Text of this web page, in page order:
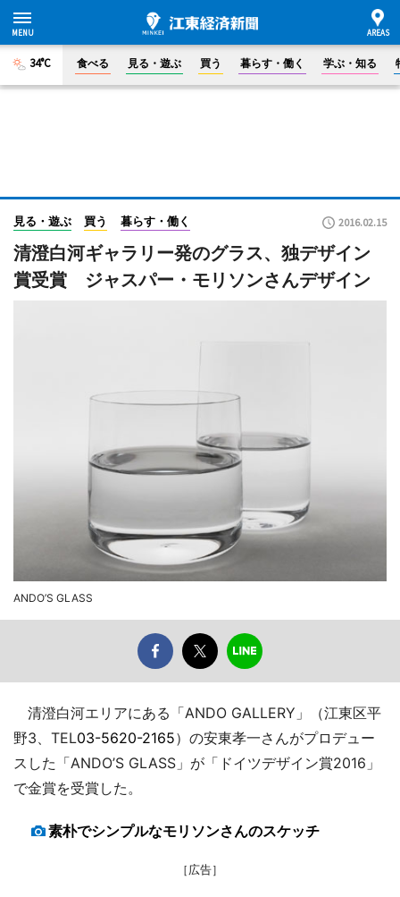
34°C 食べる 見る・遊ぶ 買う 暮らす・働く 学ぶ・知る
見る・遊ぶ 買う 暮らす・働く 2016.02.15
清澄白河ギャラリー発のグラス、独デザイン
賞受賞 ジャスパー・モリソンさんデザイン
ANDO’S GLASS
清澄白河エリアにある「ANDO GALLERY」（江東区平
野3、TEL03-5620-2165）の安東孝一さんがプロデュー
スした「ANDO’S GLASS」が「ドイツデザイン賞2016」
で金賞を受賞した。
素朴でシンプルなモリソンさんのスケッチ
［広告］